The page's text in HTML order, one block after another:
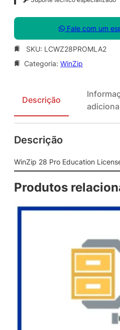
Fale com um
SKU: LCWZ28PROMLA2
Categoria: WinZip
Descrição
Descrição
WinZip 28 Pro Education
Produtos